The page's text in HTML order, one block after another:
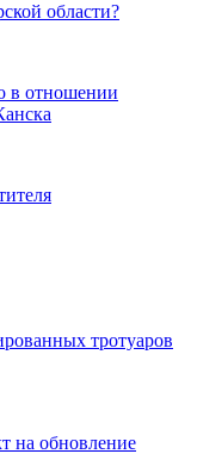
области?
в отношении
тротуаров
на обновление